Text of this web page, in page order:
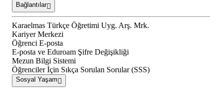
Bağlantılar
Karaelmas Türkçe Öğretimi Uyg. Arş. Mrk.
Kariyer Merkezi
Öğrenci E-posta
E-posta ve Eduroam Şifre Değişikliği
Mezun Bilgi Sistemi
Öğrenciler İçin Sıkça Sorulan Sorular (SSS)
Sosyal Yaşam